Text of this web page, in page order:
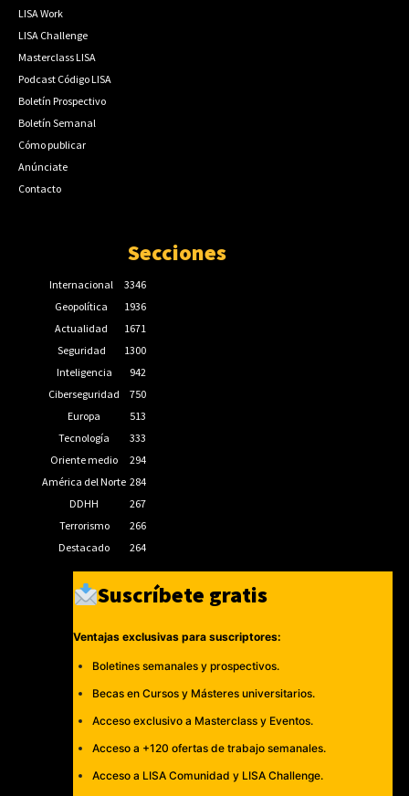
LISA Work
LISA Challenge
Masterclass LISA
Podcast Código LISA
Boletín Prospectivo
Boletín Semanal
Cómo publicar
Anúnciate
Contacto
Secciones
Internacional
3346
Geopolítica
1936
Actualidad
1671
Seguridad
1300
Inteligencia
942
Ciberseguridad
750
Europa
513
Tecnología
333
Oriente medio
294
América del Norte 284
DDHH
267
Terrorismo
266
Destacado
264
Suscríbete gratis
Ventajas exclusivas para suscriptores:
Boletines semanales y prospectivos.
Becas en Cursos y Másteres universitarios.
Acceso exclusivo a Masterclass y Eventos.
Acceso a +120 ofertas de trabajo semanales.
Acceso a LISA Comunidad y LISA Challenge.